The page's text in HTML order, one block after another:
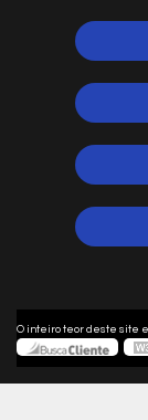
O inteiro teor deste site